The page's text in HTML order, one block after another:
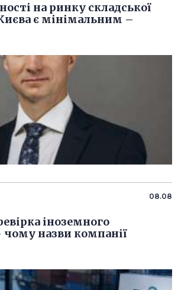
на ринку складської
є мінімальним –
08.08
іноземного
чому назви компанії